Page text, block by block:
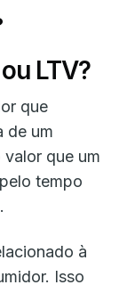
LTV?
que
de um
que um
tempo
à
Isso